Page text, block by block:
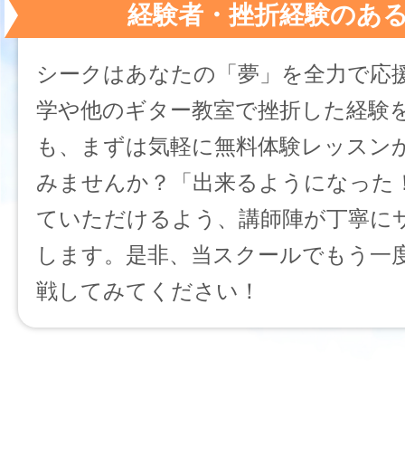
経験者・挫折経験のあ
シークはあなたの「夢」を全力で応
学や他のギター教室で挫折した経験
も、まずは気軽に無料体験レッスン
みませんか？「出来るようになった
ていただけるよう、講師陣が丁寧に
します。是非、当スクールでもう一
戦してみてください！